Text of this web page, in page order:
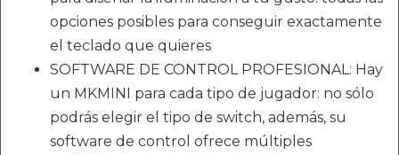
opciones posibles para conseguir exactamente
el teclado que quieres
SOFTWARE DE CONTROL PROFESIONAL: Hay
un MKMINI para cada tipo de jugador: no sólo
podrás elegir el tipo de switch, además, su
software de control ofrece múltiples